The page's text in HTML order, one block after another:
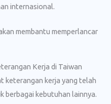
internasional.
membantu memperlancar
Kerja di Taiwan
keterangan kerja yang telah
berbagai kebutuhan lainnya.